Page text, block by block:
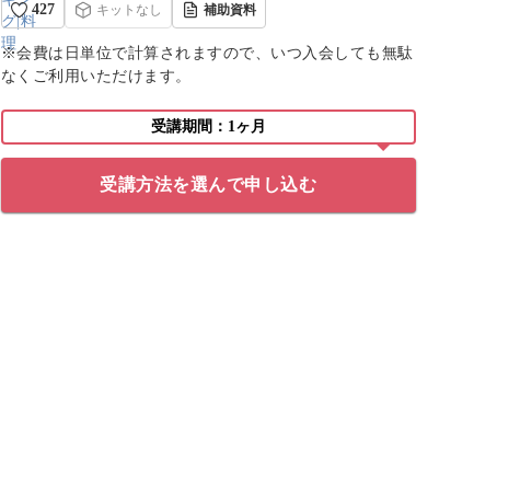
427 キットなし 補助資料
※会費は日単位で計算されますので、いつ入会しても無駄
なくご利用いただけます。
受講期間：1ヶ月
受講方法を選んで申し込む